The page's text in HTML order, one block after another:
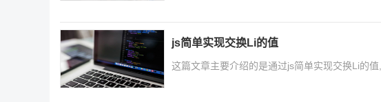
js简单实现交换Li的值
这篇文章主要介绍的是通过js简单实现交换Li的